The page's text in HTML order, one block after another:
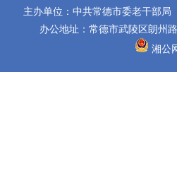
主办单位：中共常德市委老干部
办公地址：常德市武陵区朗
湘公